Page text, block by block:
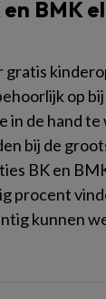
BMK
gratis
op
in de hand te
bij de
BK en
procent
kunnen